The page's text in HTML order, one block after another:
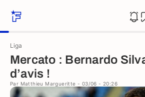
Liga
Mercato : Bernardo
d’avis !
Par Matthieu Margueritte - 03/06 - 20:26